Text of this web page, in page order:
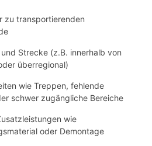
zu transportierenden
Strecke (z.B. innerhalb von
überregional)
wie Treppen, fehlende
schwer zugängliche Bereiche
wie
oder Demontage